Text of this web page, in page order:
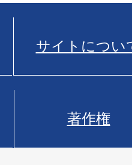
サイトについ
著作権